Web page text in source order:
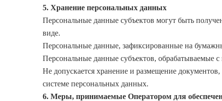
5. Хранение персональных данных
Персональные данные субъектов могут быть
виде.
Персональные данные, зафиксированные на
Персональные данные субъектов, обрабатываемые с
Не допускается хранение и размещение
системе персональных данных.
6. Меры, принимаемые Оператором для